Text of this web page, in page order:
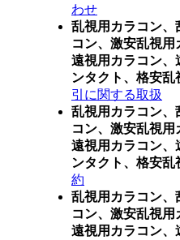
わせ
乱視用カラコン、
コン、激安乱視用
遠視用カラコン、
ンタクト、格安
引に関する取扱
乱視用カラコン、
コン、激安乱視用
遠視用カラコン、
ンタクト、格安
約
乱視用カラコン、
コン、激安乱視用
遠視用カラコン、